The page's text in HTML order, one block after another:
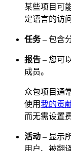
某些项目可
定语言的访
任务– 包含
报告 – 您可
成员。
众包项目通
使用我的贡
而无需设置
活动 – 显示
用户、被翻